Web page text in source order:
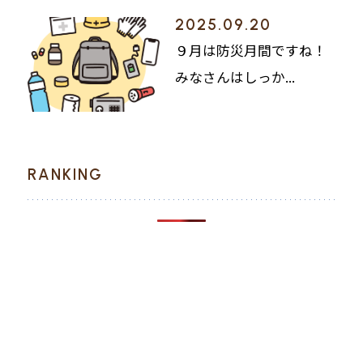
2025.09.20
９月は防災月間ですね！
みなさんはしっか...
RANKING